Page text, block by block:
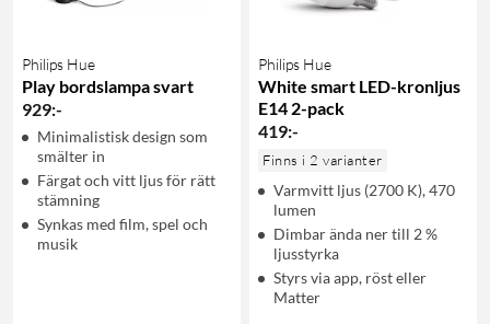
Philips Hue
Play bordslampa svart
929:-
Minimalistisk design som
smälter in
Färgat och vitt ljus för rätt
stämning
Synkas med film, spel och
musik
Philips Hue
White smart LED-kronljus
E14 2-pack
419:-
Finns i 2 varianter
Varmvitt ljus (2700 K), 470
lumen
Dimbar ända ner till 2 %
ljusstyrka
Styrs via app, röst eller
Matter